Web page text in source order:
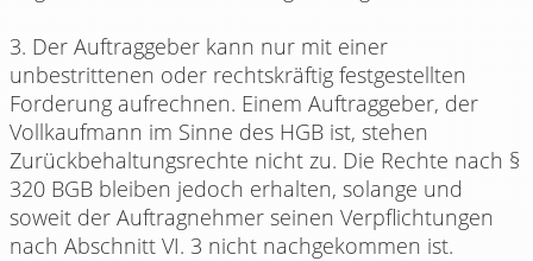
3. Der Auftraggeber kann nur mit einer
unbestrittenen oder rechtskräftig festgestellten
Forderung aufrechnen. Einem Auftraggeber, der
Vollkaufmann im Sinne des HGB ist, stehen
Zurückbehaltungsrechte nicht zu. Die Rechte nach §
320 BGB bleiben jedoch erhalten, solange und
soweit der Auftragnehmer seinen Verpflichtungen
nach Abschnitt VI. 3 nicht nachgekommen ist.